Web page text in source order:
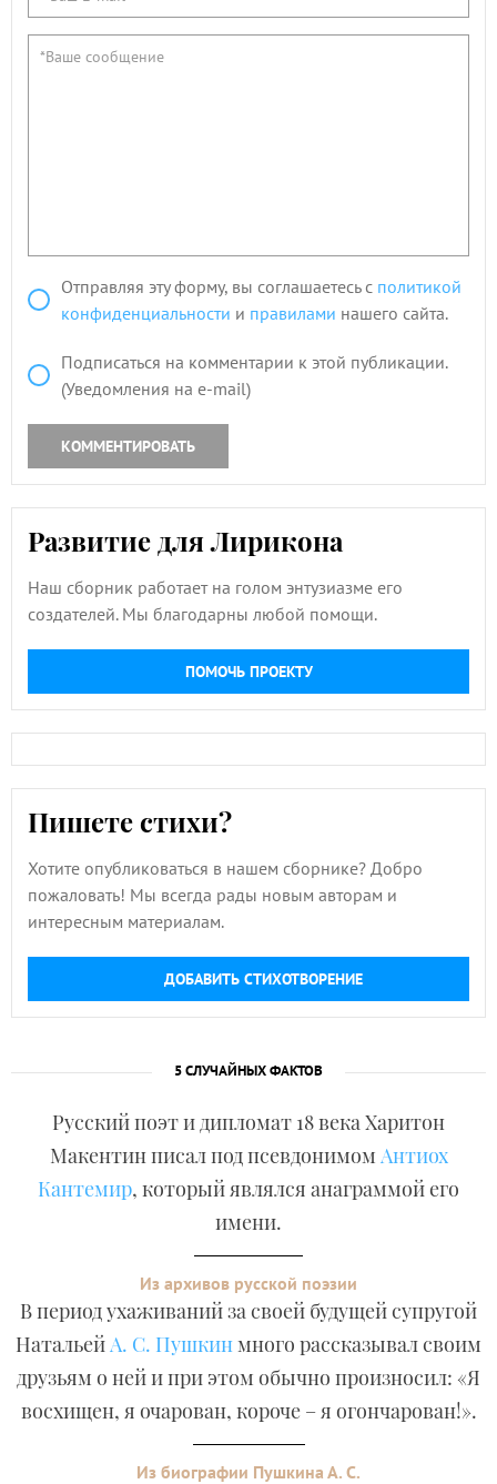
Отправляя эту форму, вы соглашаетесь с политикой
конфиденциальности и правилами нашего сайта.
Подписаться на комментарии к этой публикации.
(Уведомления на e-mail)
КОММЕНТИРОВАТЬ
Развитие для Лирикона
Наш сборник работает на голом энтузиазме его
создателей. Мы благодарны любой помощи.
ПОМОЧЬ ПРОЕКТУ
Пишете стихи?
Хотите опубликоваться в нашем сборнике? Добро
пожаловать! Мы всегда рады новым авторам и
интересным материалам.
ДОБАВИТЬ СТИХОТВОРЕНИЕ
5 СЛУЧАЙНЫХ ФАКТОВ
Русский поэт и дипломат 18 века Харитон
Макентин писал под псевдонимом Антиох
Кантемир, который являлся анаграммой его
имени.
Из архивов русской поэзии
В период ухаживаний за своей будущей супругой
НатальейА. С. Пушкинмного рассказывал своим
друзьям о ней и при этом обычно произносил: «Я
восхищен, я очарован, короче – я огончарован!».
Из биографии Пушкина А. С.